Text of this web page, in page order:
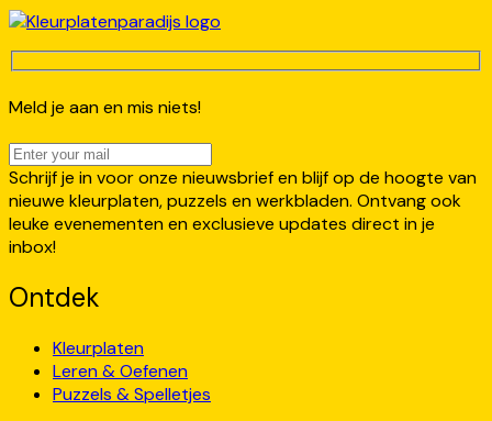
Meld je aan en mis niets!
Schrijf je in voor onze nieuwsbrief en blijf op de hoogte van
nieuwe kleurplaten, puzzels en werkbladen. Ontvang ook
leuke evenementen en exclusieve updates direct in je
inbox!
Ontdek
Kleurplaten
Leren & Oefenen
Puzzels & Spelletjes